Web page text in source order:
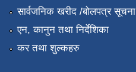
सार्वजनिक खरीद /बोलपत्र सूचना
एन, कानुन तथा निर्देशिका
कर तथा शुल्कहरु